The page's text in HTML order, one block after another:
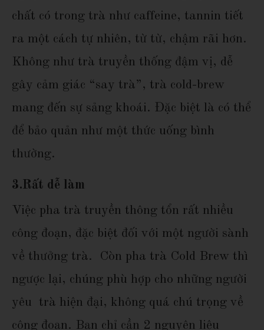
chất có trong trà như caffeine, tannin tiết
ra một cách tự nhiên, từ từ, chậm rãi hơn.
Không như trà truyền thống đậm vị, dễ
gây cảm giác “say trà”, trà cold-brew
mang đến sự sảng khoái. Đặc biệt là có thể
để bảo quản như một thức uống bình
thường.
3.Rất dễ làm
Việc pha trà truyền thông tổn rất nhiều
công đoạn, đặc biệt đối với một người sành
về thưởng trà. Còn pha trà Cold Brew thì
ngược lại, chúng phù hợp cho những người
yêu trà hiện đại, không quá chú trọng về
công đoạn. Bạn chỉ cần 2 nguyên liệu